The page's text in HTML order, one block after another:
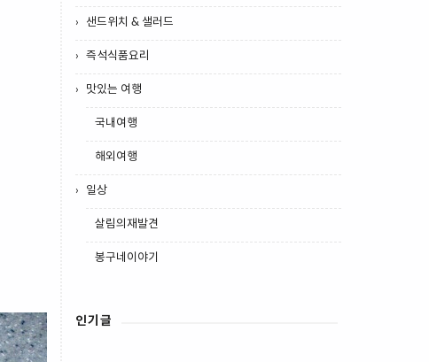
샌드위치 & 샐러드
즉석식품요리
맛있는 여행
국내여행
해외여행
일상
살림의재발견
봉구네이야기
인기글